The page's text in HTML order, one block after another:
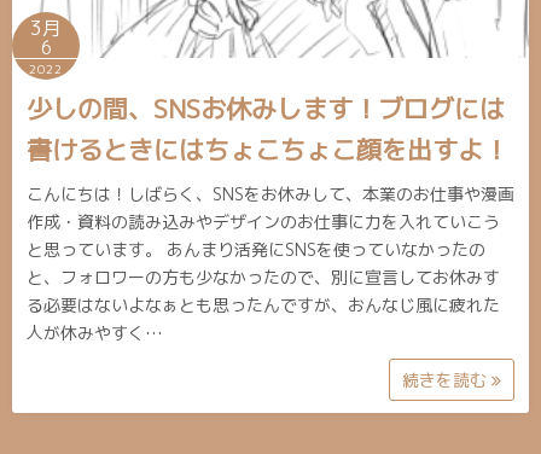
3月
6
2022
少しの間、SNSお休みします！ブログには
書けるときにはちょこちょこ顔を出すよ！
こんにちは！しばらく、SNSをお休みして、本業のお仕事や漫画
作成・資料の読み込みやデザインのお仕事に力を入れていこう
と思っています。 あんまり活発にSNSを使っていなかったの
と、フォロワーの方も少なかったので、別に宣言してお休みす
る必要はないよなぁとも思ったんですが、おんなじ風に疲れた
人が休みやすく…
続きを読む